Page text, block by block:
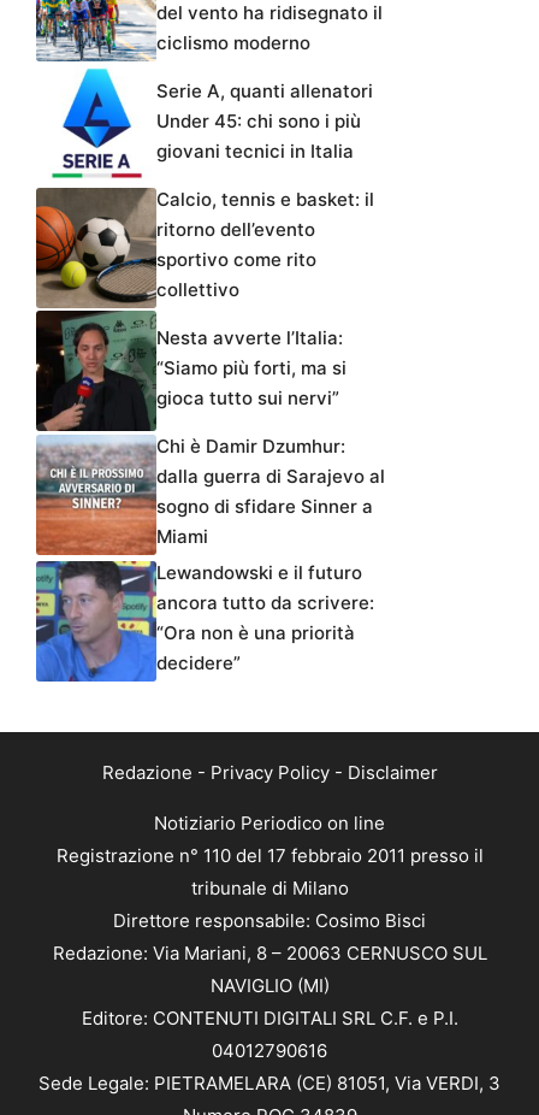
del vento ha ridisegnato il
ciclismo moderno
Serie A, quanti allenatori
Under 45: chi sono i più
giovani tecnici in Italia
Calcio, tennis e basket: il
ritorno dell’evento
sportivo come rito
collettivo
Nesta avverte l’Italia:
“Siamo più forti, ma si
gioca tutto sui nervi”
Chi è Damir Dzumhur:
dalla guerra di Sarajevo al
sogno di sfidare Sinner a
Miami
Lewandowski e il futuro
ancora tutto da scrivere:
“Ora non è una priorità
decidere”
Redazione - Privacy Policy- Disclaimer
Notiziario Periodico on line
Registrazione n° 110 del 17 febbraio 2011 presso il
tribunale di Milano
Direttore responsabile: Cosimo Bisci
Redazione: Via Mariani, 8 – 20063 CERNUSCO SUL
NAVIGLIO (MI)
Editore: CONTENUTI DIGITALI SRL C.F. e P.I.
04012790616
Sede Legale: PIETRAMELARA (CE) 81051, Via VERDI, 3